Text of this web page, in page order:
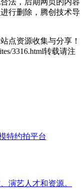
法，后期网页的内容
行删除，腾创技术导
点资源收集与分享！
3316.html转载请注
特约拍平台
演艺人才和资源。